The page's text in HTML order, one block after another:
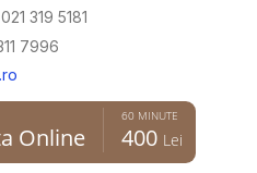
319 5181
7996
Online
60 MINUTE
400 Lei